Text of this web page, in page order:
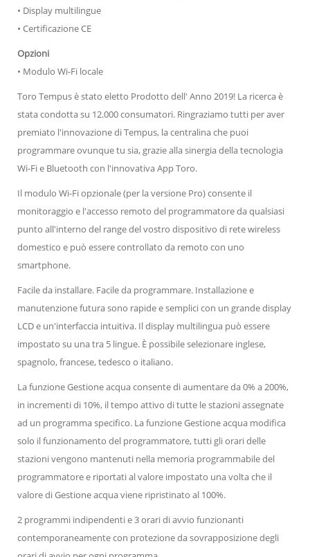
• Display multilingue
• Certificazione CE
Opzioni
• Modulo Wi-Fi locale
Toro Tempus è stato eletto Prodotto dell' Anno 2019! La ricerca è
stata condotta su 12.000 consumatori. Ringraziamo tutti per aver
premiato l'innovazione di Tempus, la centralina che puoi
programmare ovunque tu sia, grazie alla sinergia della tecnologia
Wi-Fi e Bluetooth con l'innovativa App Toro.
Il modulo Wi-Fi opzionale (per la versione Pro) consente il
monitoraggio e l'accesso remoto del programmatore da qualsiasi
punto all'interno del range del vostro dispositivo di rete wireless
domestico e può essere controllato da remoto con uno
smartphone.
Facile da installare. Facile da programmare. Installazione e
manutenzione futura sono rapide e semplici con un grande display
LCD e un'interfaccia intuitiva. Il display multilingua può essere
impostato su una tra 5 lingue. È possibile selezionare inglese,
spagnolo, francese, tedesco o italiano.
La funzione Gestione acqua consente di aumentare da 0% a 200%,
in incrementi di 10%, il tempo attivo di tutte le stazioni assegnate
ad un programma specifico. La funzione Gestione acqua modifica
solo il funzionamento del programmatore, tutti gli orari delle
stazioni vengono mantenuti nella memoria programmabile del
programmatore e riportati al valore impostato una volta che il
valore di Gestione acqua viene ripristinato al 100%.
2 programmi indipendenti e 3 orari di avvio funzionanti
contemporaneamente con protezione da sovrapposizione degli